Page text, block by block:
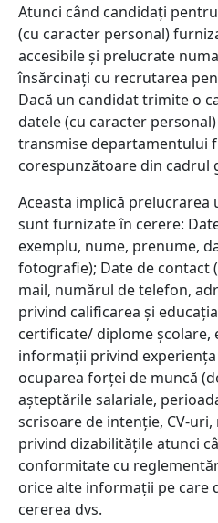
Atunci când candidați
(cu caracter personal)
accesibile și prelucrate
însărcinați cu recrutarea
Dacă un candidat trimite o
datele (cu caracter
transmise departamentului
corespunzătoare din cadrul
Aceasta implică
sunt furnizate în cerere:
exemplu, nume, prenume,
fotografie); Date de contact
mail, numărul de telefon,
privind calificarea și
certificate/ diplome școlare,
informații privind
ocuparea forței de muncă
așteptările salariale,
scrisoare de intenție, CV-
privind dizabilitățile atunci
conformitate cu
orice alte informații pe care
cererea dvs.